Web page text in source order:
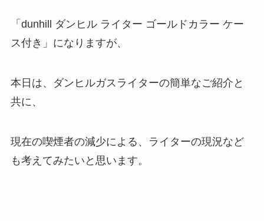
「 dunhill ダンヒル ライター ゴールドカラー ケー
ス付き」になりますが、
本日は、ダンヒルガスライターの簡単なご紹介と
共に、
現在の喫煙者の減少による、ライターの現況など
も考えてみたいと思います。